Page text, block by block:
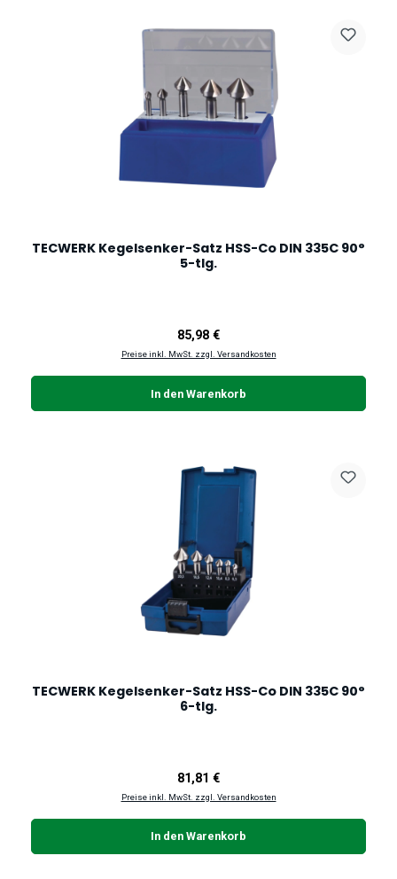
TECWERK Kegelsenker-Satz HSS-Co DIN 335C 90°
5-tlg.
Regulärer Preis:
85,98 €
Preise inkl. MwSt. zzgl. Versandkosten
In den Warenkorb
TECWERK Kegelsenker-Satz HSS-Co DIN 335C 90°
6-tlg.
Regulärer Preis:
81,81 €
Preise inkl. MwSt. zzgl. Versandkosten
In den Warenkorb